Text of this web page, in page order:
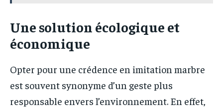
Une solution écologique et
économique
Opter pour une crédence en imitation marbre
est souvent synonyme d’un geste plus
responsable envers l’environnement. En effet,